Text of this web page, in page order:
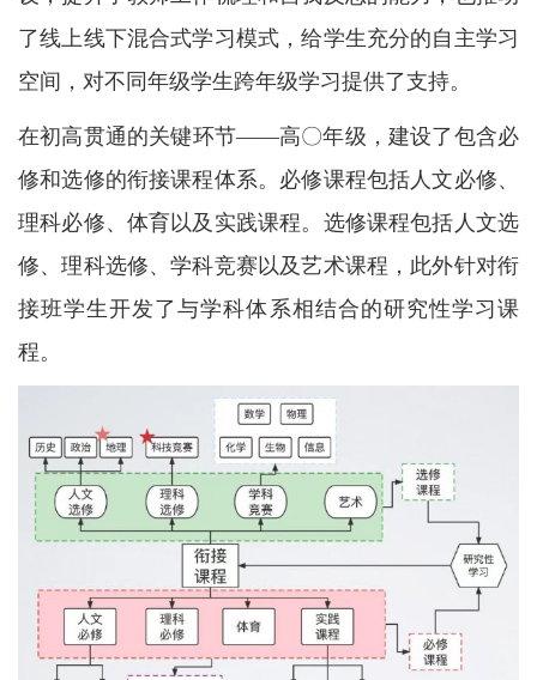
了线上线下混合式学习模式，给学生充分的自主学习
空间，对不同年级学生跨年级学习提供了支持。
在初高贯通的关键环节——高〇年级，建设了包含必
修和选修的衔接课程体系。必修课程包括人文必修、
理科必修、体育以及实践课程。选修课程包括人文选
修、理科选修、学科竞赛以及艺术课程，此外针对衔
接班学生开发了与学科体系相结合的研究性学习课
程。